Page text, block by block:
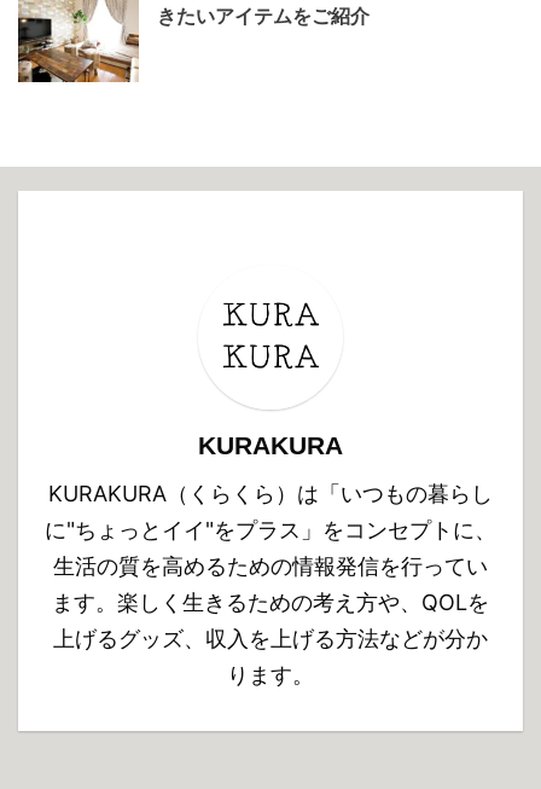
きたいアイテムをご紹介
KURAKURA
KURAKURA（くらくら）は「いつもの暮らし
に"ちょっとイイ"をプラス」をコンセプトに、
生活の質を高めるための情報発信を行ってい
ます。楽しく生きるための考え方や、QOLを
上げるグッズ、収入を上げる方法などが分か
ります。